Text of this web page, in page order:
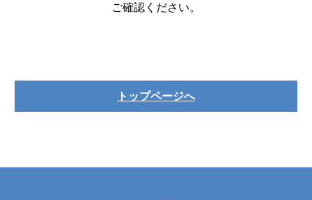
ご確認ください。
トップページへ